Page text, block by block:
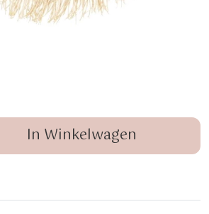
In Winkelwagen